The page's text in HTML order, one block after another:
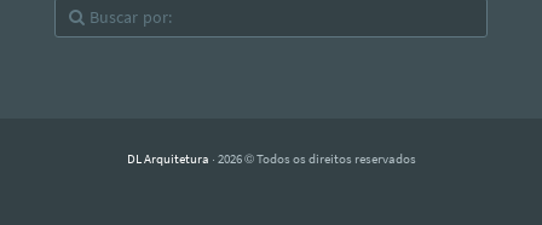
DL Arquitetura · 2026 © Todos os direitos reservados